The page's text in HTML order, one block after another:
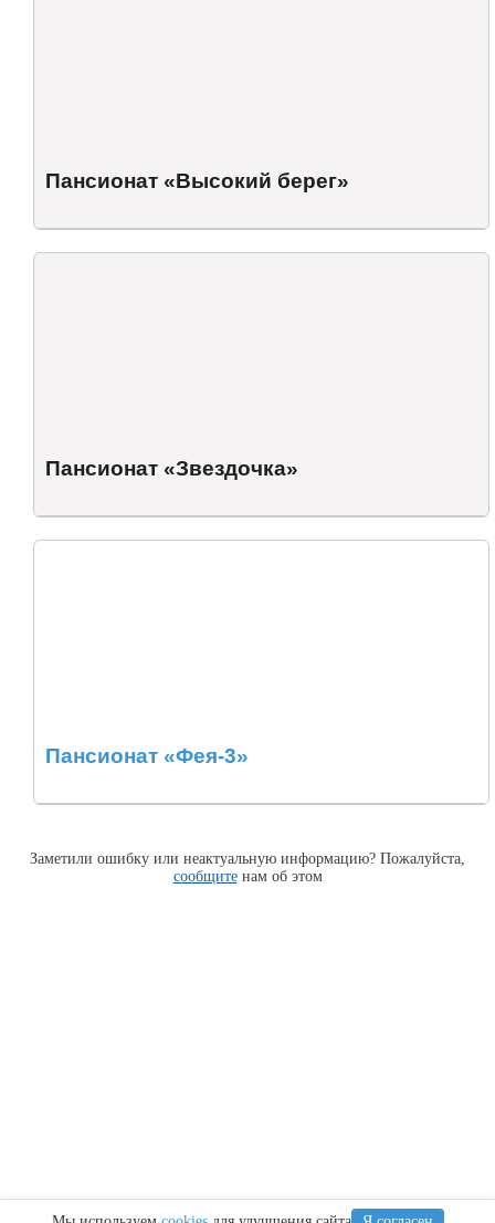
Пансионат «Высокий берег»
Пансионат «Звездочка»
Пансионат «Фея-3»
Заметили ошибку или неактуальную информацию? Пожалуйста,
сообщитенам об этом